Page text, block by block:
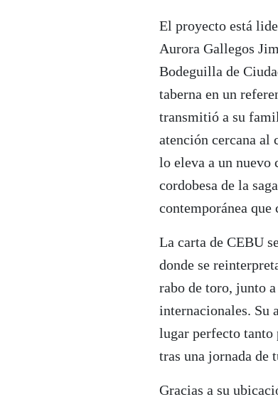
El proyecto está
Aurora Gallegos
Bodeguilla de
taberna en un
transmitió a su
atención cercana
lo eleva a un nuevo
cordobesa de la
contemporánea que
La carta de CEBU
donde se
rabo de toro, junto
internacionales. Su
lugar perfecto tanto
tras una jornada de
Gracias a su